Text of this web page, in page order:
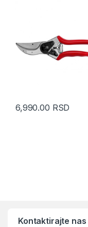
6,990.00 RSD
Kontaktirajte nas